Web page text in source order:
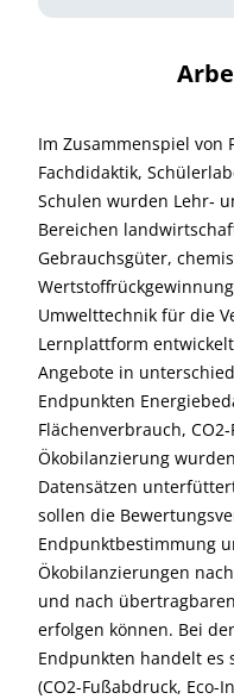
Im Zusammenspiel von
Fachdidaktik,
Schulen wurden Lehr‐
Bereichen
Gebrauchsgüter,
Umwelttechnik für die
Lernplattform
Angebote in
Endpunkten
Flächenverbrauch,
Ökobilanzierung
Datensätzen
sollen die
Endpunktbestimmung
Ökobilanzierungen
und nach
erfolgen können. Bei
Endpunkten handelt es
(CO2-Fußabdruck, Eco-